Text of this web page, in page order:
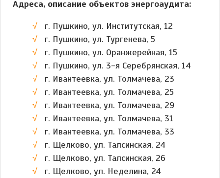
Адреса, описание объектов энергоаудита:
г. Пушкино, ул. Институтская, 12
г. Пушкино, ул. Тургенева, 5
г. Пушкино, ул. Оранжерейная, 15
г. Пушкино, ул. 3-я Серебрянская, 14
г. Ивантеевка, ул. Толмачева, 23
г. Ивантеевка, ул. Толмачева, 25
г. Ивантеевка, ул. Толмачева, 29
г. Ивантеевка, ул. Толмачева, 31
г. Ивантеевка, ул. Толмачева, 33
г. Щелково, ул. Талсинская, 24
г. Щелково, ул. Талсинская, 26
г. Щелково, ул. Неделина, 24